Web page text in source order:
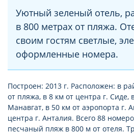
Уютный зеленый отель,
в 800 метрах от пляжа.
своим гостям светлые,
оформленные номера.
Построен: 2013 г. Расположен: в
от пляжа, в 8 км от центра г. Сиде,
Манавгат, в 50 км от аэропорта г.
центра г. Анталия. Всего 88
песчаный пляж в 800 м от отеля.